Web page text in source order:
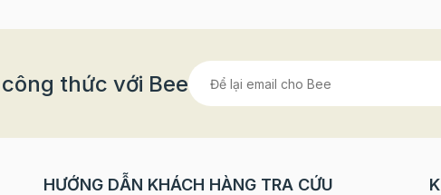
thức với Bee
HƯỚNG DẪN KHÁCH HÀNG TRA CỨU